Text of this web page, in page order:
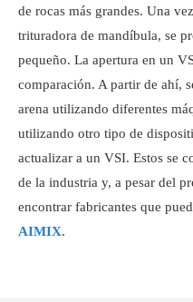
de rocas más grandes. Una
trituradora de mandíbula, se
pequeño. La apertura en un
comparación. A partir de ahí,
arena utilizando diferentes
utilizando otro tipo de
actualizar a un VSI. Estos se
de la industria y, a pesar del
encontrar fabricantes que
AIMIX.